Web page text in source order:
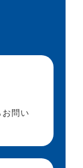
お問い